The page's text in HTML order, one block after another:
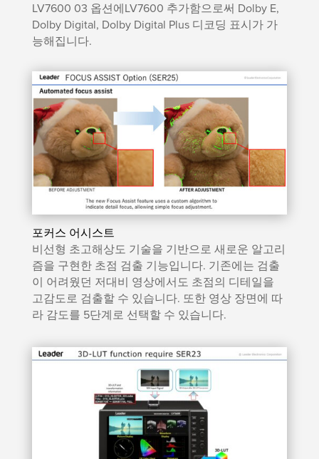
LV7600 03 옵션에LV7600 추가함으로써 Dolby E,
Dolby Digital, Dolby Digital Plus 디코딩 표시가 가
능해집니다.
포커스 어시스트
비선형 초고해상도 기술을 기반으로 새로운 알고리
즘을 구현한 초점 검출 기능입니다. 기존에는 검출
이 어려웠던 저대비 영상에서도 초점의 디테일을
고감도로 검출할 수 있습니다. 또한 영상 장면에 따
라 감도를 5단계로 선택할 수 있습니다.